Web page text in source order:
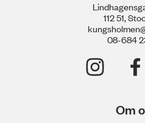
112 51,
08-684
Om